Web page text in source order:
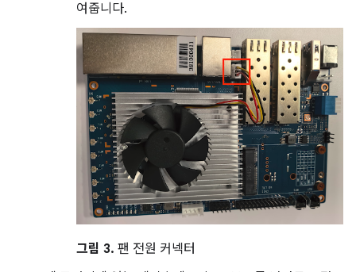
여줍니다.
그림 3. 팬 전원 커넥터